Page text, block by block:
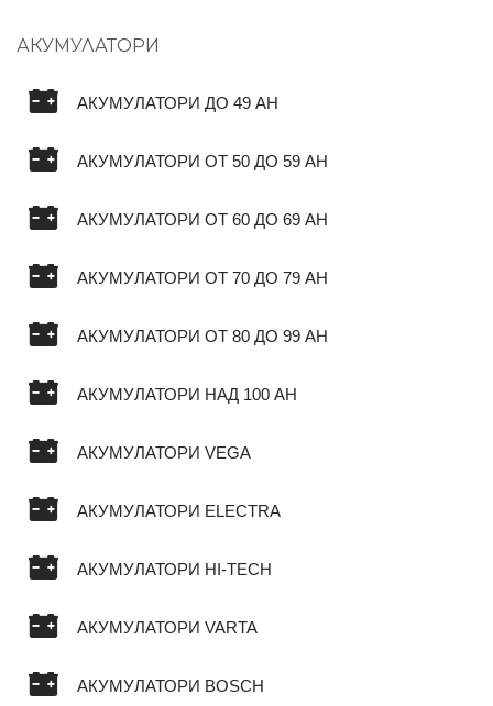
АКУМУЛАТОРИ
АКУМУЛАТОРИ ДО 49 AH
АКУМУЛАТОРИ ОТ 50 ДО 59 AH
АКУМУЛАТОРИ ОТ 60 ДО 69 AH
АКУМУЛАТОРИ ОТ 70 ДО 79 AH
АКУМУЛАТОРИ ОТ 80 ДО 99 AH
АКУМУЛАТОРИ НАД 100 AH
АКУМУЛАТОРИ VEGA
АКУМУЛАТОРИ ELECTRA
АКУМУЛАТОРИ HI-TECH
АКУМУЛАТОРИ VARTA
АКУМУЛАТОРИ BOSCH